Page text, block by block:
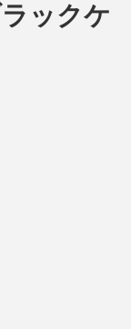
ックケ